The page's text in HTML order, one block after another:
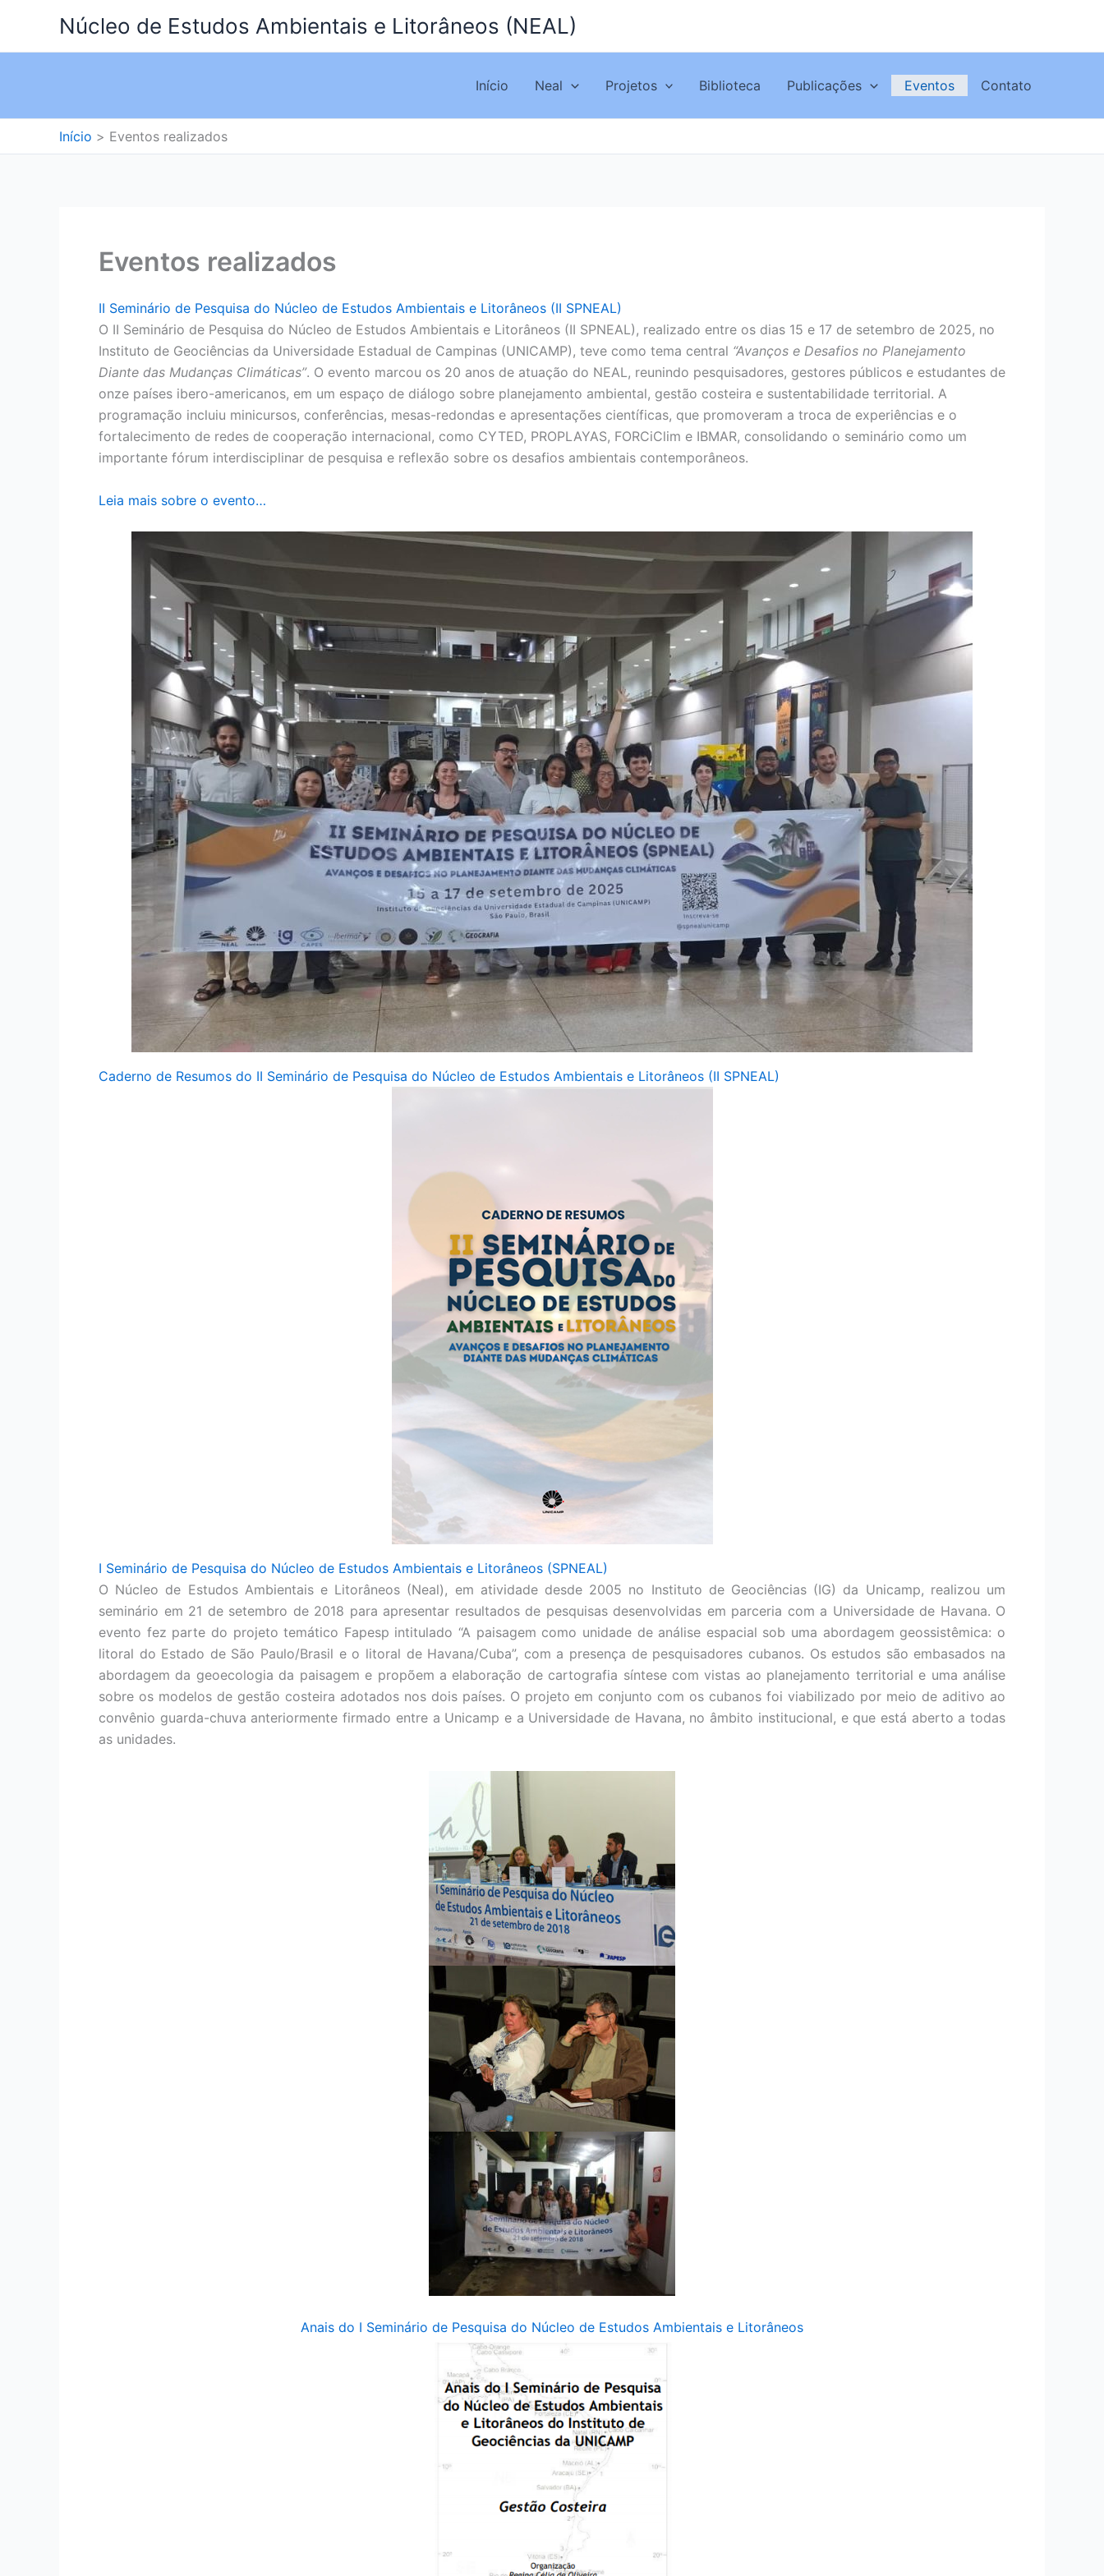
o
Núcleo de Estudos Ambientais e Litorâneos (NEAL)
Início Neal Projetos Biblioteca Publicações Eventos Contato
Início Eventos realizados
Eventos realizados
II Seminário de Pesquisa do Núcleo de Estudos Ambientais e Litorâneos (II SPNEAL)
O II Seminário de Pesquisa do Núcleo de Estudos Ambientais e Litorâneos (II SPNEAL), realizado entre os dias 15 e 17 de setembro de 2025, no
Instituto de Geociências da Universidade Estadual de Campinas (UNICAMP), teve como tema central “Avanços e Desafios no Planejamento
Diante das Mudanças Climáticas”. O evento marcou os 20 anos de atuação do NEAL, reunindo pesquisadores, gestores públicos e estudantes de
onze países ibero-americanos, em um espaço de diálogo sobre planejamento ambiental, gestão costeira e sustentabilidade territorial. A
programação incluiu minicursos, conferências, mesas-redondas e apresentações científicas, que promoveram a troca de experiências e o
fortalecimento de redes de cooperação internacional, como CYTED, PROPLAYAS, FORCiClim e IBMAR, consolidando o seminário como um
importante fórum interdisciplinar de pesquisa e reflexão sobre os desafios ambientais contemporâneos.
Leia mais sobre o evento…
Caderno de Resumos do II Seminário de Pesquisa do Núcleo de Estudos Ambientais e Litorâneos (II SPNEAL)
I Seminário de Pesquisa do Núcleo de Estudos Ambientais e Litorâneos (SPNEAL)
O Núcleo de Estudos Ambientais e Litorâneos (Neal), em atividade desde 2005 no Instituto de Geociências (IG) da Unicamp, realizou um
seminário em 21 de setembro de 2018 para apresentar resultados de pesquisas desenvolvidas em parceria com a Universidade de Havana. O
evento fez parte do projeto temático Fapesp intitulado “A paisagem como unidade de análise espacial sob uma abordagem geossistêmica: o
litoral do Estado de São Paulo/Brasil e o litoral de Havana/Cuba”, com a presença de pesquisadores cubanos. Os estudos são embasados na
abordagem da geoecologia da paisagem e propõem a elaboração de cartografia síntese com vistas ao planejamento territorial e uma análise
sobre os modelos de gestão costeira adotados nos dois países. O projeto em conjunto com os cubanos foi viabilizado por meio de aditivo ao
convênio guarda-chuva anteriormente firmado entre a Unicamp e a Universidade de Havana, no âmbito institucional, e que está aberto a todas
as unidades.
Anais do I Seminário de Pesquisa do Núcleo de Estudos Ambientais e Litorâneos